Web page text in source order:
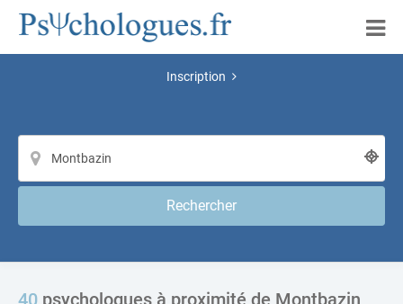
Inscription
Rechercher
40 psychologues à proximité de Montbazin